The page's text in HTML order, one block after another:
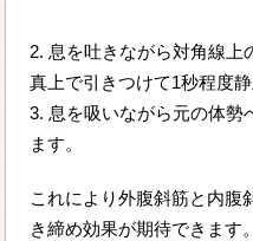
2. 息を吐きながら対角線上
真上で引きつけて1秒程度
3. 息を吸いながら元の体勢
ます。
これにより外腹斜筋と内腹
き締め効果が期待できます。